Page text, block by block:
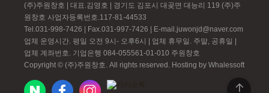
(주)주원창호 | 대표.김영호 | 경기도 김포시 대곶면 대능리 119 (주)주
원창호 사업자등록번호.117-81-44533
Tel.031-998-7426 | Fax.031-997-7426 | E-mail.juwonjd@naver.com
업체 운영시간. 평일 오전 9시- 오후6시 | 업체 휴무일. 주말, 공휴일 |
업체 계좌번호. 기업은행 084-055561-01-010 주원창호
Copyright © (주)주원창호. All rights reserved. Hosting by Whalessoft